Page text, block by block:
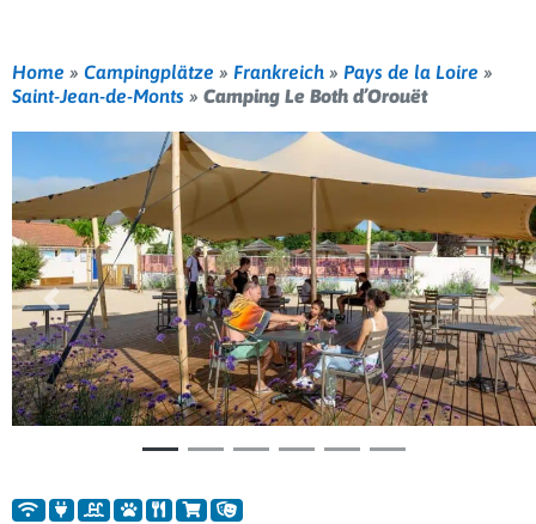
Home » Campingplätze » Frankreich » Pays de la Loire »
Saint-Jean-de-Monts » Camping Le Both d’Orouët
Vorherige